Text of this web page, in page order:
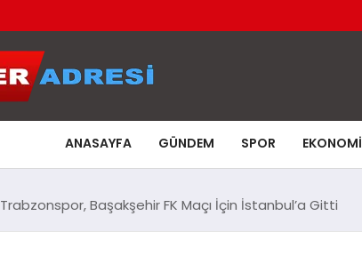
ANASAYFA GÜNDEM SPOR EKONOMI
Trabzonspor, Başakşehir FK Maçı İçin İstanbul’a Gitti